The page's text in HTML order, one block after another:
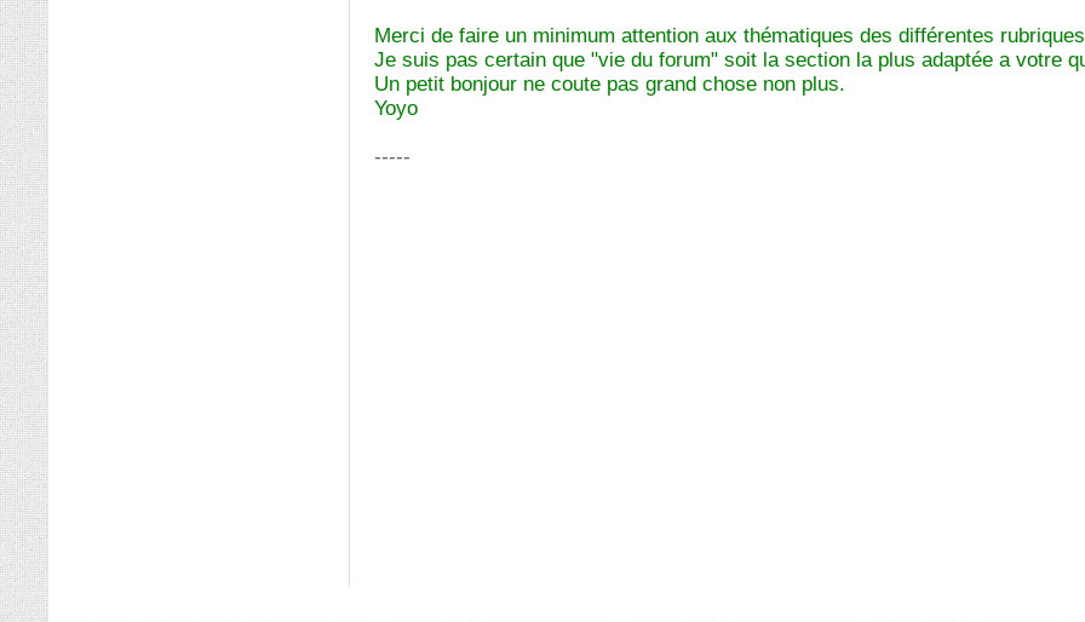
Merci de faire un minimum attention aux thématiques des différentes
Je suis pas certain que "vie du forum" soit la section la plus adaptée a votre
Un petit bonjour ne coute pas grand chose non plus.
Yoyo
-----